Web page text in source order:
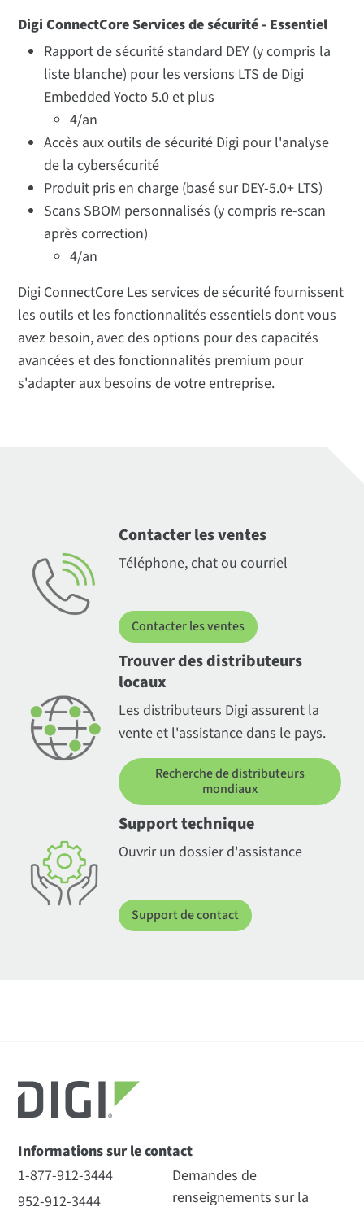
Digi ConnectCore Services de sécurité - Essentiel
Rapport de sécurité standard DEY (y compris la
liste blanche) pour les versions LTS de Digi
Embedded Yocto 5.0 et plus
4/an
Accès aux outils de sécurité Digi pour l'analyse
de la cybersécurité
Produit pris en charge (basé sur DEY-5.0+ LTS)
Scans SBOM personnalisés (y compris re-scan
après correction)
4/an
Digi ConnectCore Les services de sécurité fournissent
les outils et les fonctionnalités essentiels dont vous
avez besoin, avec des options pour des capacités
avancées et des fonctionnalités premium pour
s'adapter aux besoins de votre entreprise.
Contacter les ventes
Téléphone, chat ou courriel
Contacter les ventes
Trouver des distributeurs
locaux
Les distributeurs Digi assurent la
vente et l'assistance dans le pays.
Recherche de distributeurs
mondiaux
Support technique
Ouvrir un dossier d'assistance
Support de contact
Informations sur le contact
1-877-912-3444
952-912-3444
Demandes de
renseignements sur la